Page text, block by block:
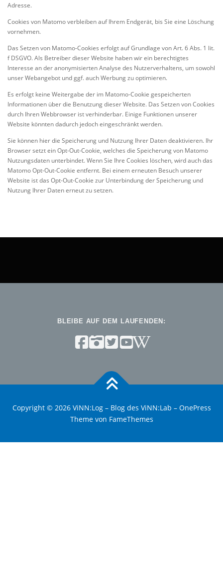
Adresse.
Cookies von Matomo verbleiben auf Ihrem Endgerät, bis Sie eine Löschung
vornehmen.
Das Setzen von Matomo-Cookies erfolgt auf Grundlage von Art. 6 Abs. 1 lit.
f DSGVO. Als Betreiber dieser Website haben wir ein berechtigtes
Interesse an der anonymisierten Analyse des Nutzerverhaltens, um sowohl
unser Webangebot und ggf. auch Werbung zu optimieren.
Es erfolgt keine Weitergabe der im Matomo-Cookie gespeicherten
Informationen über die Benutzung dieser Website. Das Setzen von Cookies
durch Ihren Webbrowser ist verhinderbar. Einige Funktionen unserer
Website könnten dadurch jedoch eingeschränkt werden.
Sie können hier die Speicherung und Nutzung Ihrer Daten deaktivieren. Ihr
Browser setzt ein Opt-Out-Cookie, welches die Speicherung von Matomo
Nutzungsdaten unterbindet. Wenn Sie Ihre Cookies löschen, wird auch das
Matomo Opt-Out-Cookie entfernt. Bei einem erneuten Besuch unserer
Website ist das Opt-Out-Cookie zur Unterbindung der Speicherung und
Nutzung Ihrer Daten erneut zu setzen.
BLEIBE AUF DEM LAUFENDEN:
Copyright © 2026 ViNN:Log – Blog des ViNN:Lab – OnePress
Theme von FameThemes